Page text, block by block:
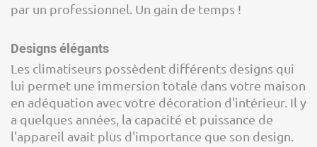
par un professionnel. Un gain de temps !
Designs élégants
Les climatiseurs possèdent différents designs qui
lui permet une immersion totale dans votre maison
en adéquation avec votre décoration d'intérieur. Il y
a quelques années, la capacité et puissance de
l'appareil avait plus d'importance que son design.